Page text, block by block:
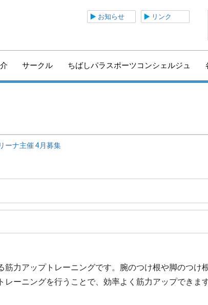
法人千葉市スポーツ
リンク
お知らせ
サークル ちばしパラスポーツコンシェルジュ
ーナ主催 4月募集
力アップトレーニングです。腕のつけ根や脚のつけ
ーニングを行うことで、効率よく筋力アップできます